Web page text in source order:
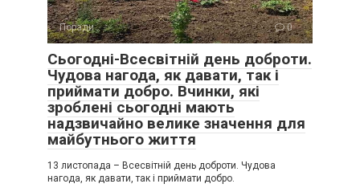
Поради 0
Сьогодні-Всесвітній день доброти.
Чудова нагода, як давати, так і
приймати добро. Вчинки, які
зроблені сьогодні мають
надзвичайно велике значення для
майбутнього життя
13 листопада – Всесвітній день доброти. Чудова
нагода, як давати, так і приймати добро.